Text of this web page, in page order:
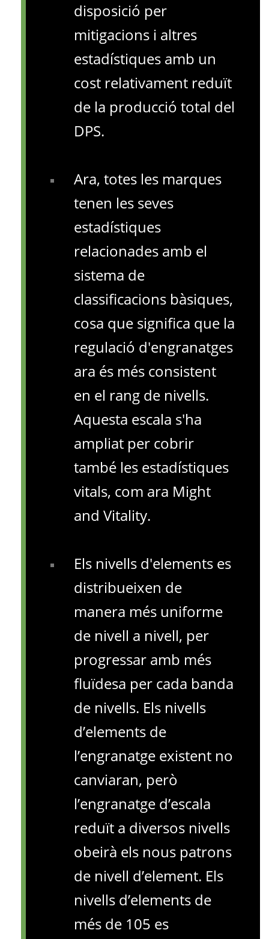
disposició per
mitigacions i altres
estadístiques amb un
cost relativament reduït
de la producció total del
DPS.
Ara, totes les marques
tenen les seves
estadístiques
relacionades amb el
sistema de
classificacions bàsiques,
cosa que significa que la
regulació d'engranatges
ara és més consistent
en el rang de nivells.
Aquesta escala s'ha
ampliat per cobrir
també les estadístiques
vitals, com ara Might
and Vitality.
Els nivells d'elements es
distribueixen de
manera més uniforme
de nivell a nivell, per
progressar amb més
fluïdesa per cada banda
de nivells. Els nivells
d’elements de
l’engranatge existent no
canviaran, però
l’engranatge d’escala
reduït a diversos nivells
obeirà els nous patrons
de nivell d’element. Els
nivells d’elements de
més de 105 es